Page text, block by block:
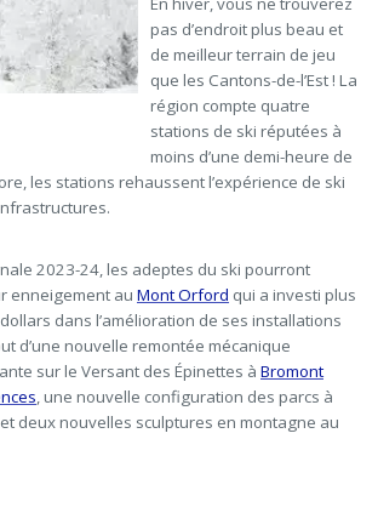
pas d’endroit plus beau et
de meilleur terrain de jeu
que les Cantons-de-l’Est ! La
région compte quatre
stations de ski réputées à
moins d’une demi-heure de
les stations rehaussent l’expérience de ski
2023-24, les adeptes du ski pourront
enneigement au Mont Orford qui a investi plus
dans l’amélioration de ses installations
d’une nouvelle remontée mécanique
surle Versant des Épinettes à Bromont
, une nouvelle configuration des parcs à
et deux nouvelles sculptures en montagne au